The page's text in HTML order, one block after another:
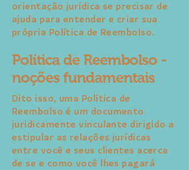
orientação jurídica se precisar de
ajuda para entender e criar sua
própria Política de Reembolso.
Política de Reembolso -
noções fundamentais
Dito isso, uma Política de
Reembolso é um documento
juridicamente vinculante dirigido a
estipular as relações jurídicas
entre você e seus clientes acerca
de se e como você lhes pagará